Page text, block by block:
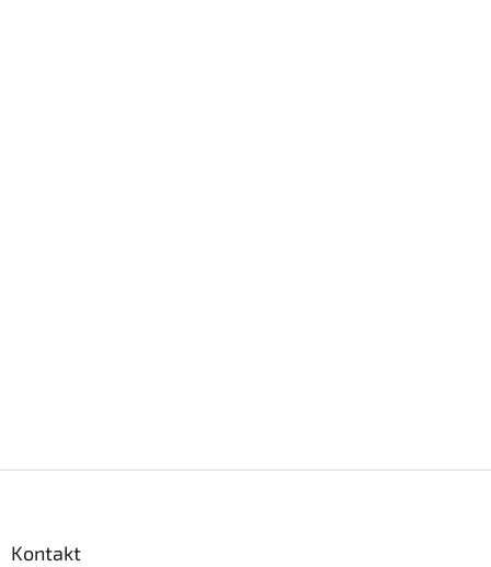
Kontakt